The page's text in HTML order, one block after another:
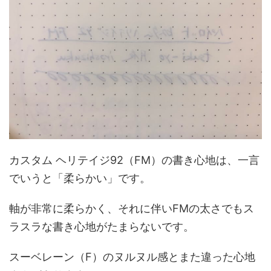
カスタム ヘリテイジ92（FM）の書き心地は、一言
でいうと「柔らかい」です。
軸が非常に柔らかく、それに伴いFMの太さでもス
ラスラな書き心地がたまらないです。
スーベレーン（F）のヌルヌル感とまた違った心地